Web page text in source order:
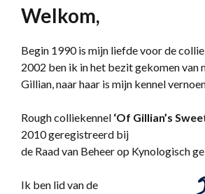
Welkom,
Begin 1990 is mijn liefde voor de
2002 ben ik in het bezit gekomen van
Gillian, naar haar is mijn kennel
Rough colliekennel ‘Of Gillian’s
2010 geregistreerd bij
de Raad van Beheer op Kynologisch
Ik ben lid van de